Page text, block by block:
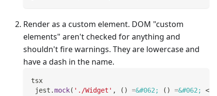
Render as a custom element. DOM "custom
elements" aren't checked for anything and
shouldn't fire warnings. They are lowercase and
have a dash in the name.
tsx
jest .mock( './Widget' , ( ) =&#062; ( ) =&#062; <